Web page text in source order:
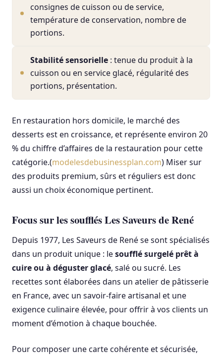
consignes de cuisson ou de service,
température de conservation, nombre de
portions.
Stabilité sensorielle : tenue du produit à la
cuisson ou en service glacé, régularité des
portions, présentation.
En restauration hors domicile, le marché des
desserts est en croissance, et représente environ 20
% du chiffre d’affaires de la restauration pour cette
catégorie.(modelesdebusinessplan.com) Miser sur
des produits premium, sûrs et réguliers est donc
aussi un choix économique pertinent.
Focus sur les soufflés Les Saveurs de René
Depuis 1977, Les Saveurs de René se sont spécialisés
dans un produit unique : lesoufflé surgelé prêt à
cuire ou à déguster glacé, salé ou sucré. Les
recettes sont élaborées dans un atelier de pâtisserie
en France, avec un savoir-faire artisanal et une
exigence culinaire élevée, pour offrir à vos clients un
moment d’émotion à chaque bouchée.
Pour composer une carte cohérente et sécurisée,